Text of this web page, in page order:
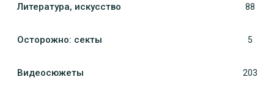
Литература, искуcство 88
Осторожно: секты 5
Видеосюжеты 203